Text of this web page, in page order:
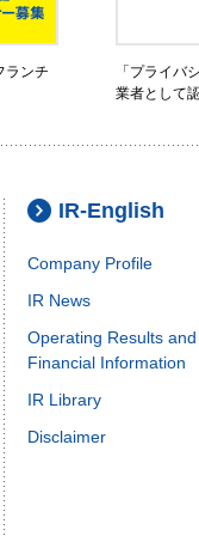
ランチ
「プライバ
業者として
IR-English
Company Profile
IR News
Operating Results and
Financial Information
IR Library
Disclaimer